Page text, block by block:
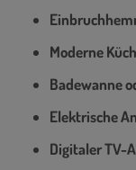
Moderne
Badewanne
Elektrische
Digitaler TV-